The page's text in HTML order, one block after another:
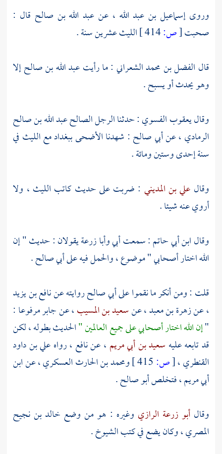
وروىإسماعيل بن عبد الله ، عن عبد الله بن صالح قال :
صحبت[ص: الليثعشرين سنة .
قال الفضل بن محمد الشعراني : ما رأيتعبد الله بن صالحإلا
وهو يحدث أو يسبح .
وقاليعقوب الفسوي: حدثنا الرجل الصالحعبد الله بن صالح
الرمادي ، عنأبي صالح : شهدنا الأضحىببغدادمعالليث في
سنة إحدى وستين ومائة .
وقال علي بن المديني : ضربت على حديث كاتب الليث ، ولا
أروي عنه شيئا .
وقالابن أبي حاتم: سمعت أبيوأبا زرعةيقولان : حديث " إن
الله اختار أصحابي " موضوع ، والحمل فيه علىأبي صالح.
قلت : ومن أنكر ما نقموا علىأبي صالحروايته عننافع بن يزيد
، عنزهرة بن معبد، عنسعيد بن المسيب، عنجابرمرفوعا :
"إن الله اختار أصحابي على جميع العالمين "الحديث بطوله ، لكن
قد تابعه عليه سعيد بن أبي مريم ، عننافع ، رواهعلي بن داود
القنطري،[ص: ومحمد بن الحارث العسكري، عنابن
أبي مريم، فتخلصأبو صالح.
وقالأبو زرعة الرازي وغيره : هو من وضع خالد بن نجيح
المصري، وكان يضع في كتب الشيوخ .